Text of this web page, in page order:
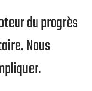
du progrès
Nous